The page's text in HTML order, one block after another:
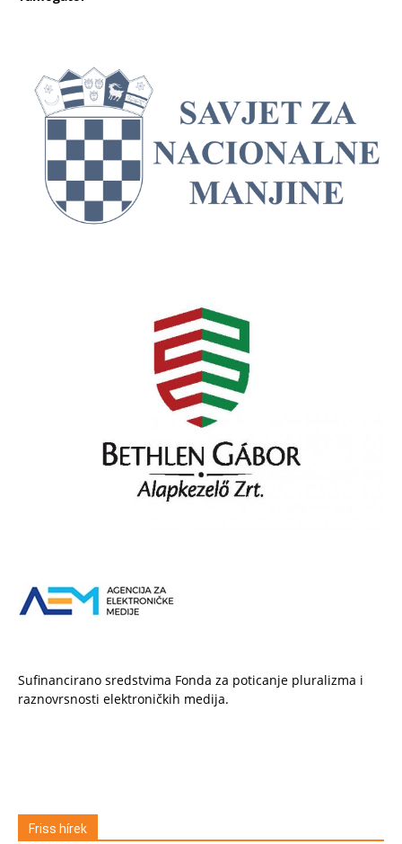
Sufinancirano sredstvima Fonda za poticanje pluralizma i
raznovrsnosti elektroničkih medija.
Friss hírek